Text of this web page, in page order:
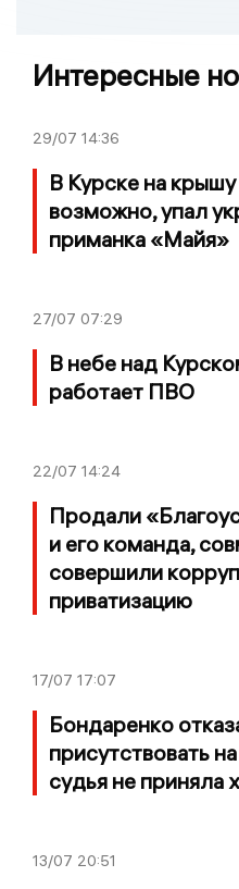
Интересные
29/07 14:36
В Курске на
возможно, упал
приманка «Майя»
27/07 07:29
В небе над
работает ПВО
22/07 14:24
Продали
и его команда,
совершили
приватизацию
17/07 17:07
Бондаренко
присутствовать
судья не приняла
13/07 20:51